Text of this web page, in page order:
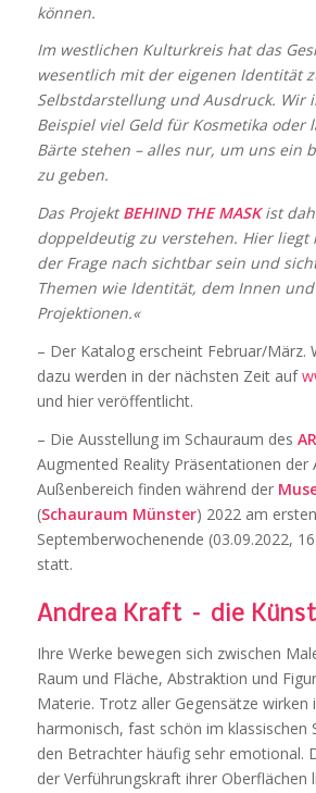
können.
Im westlichen Kulturkreis hat das
wesentlich mit der eigenen Identität
Selbstdarstellung und Ausdruck. Wir
Beispiel viel Geld für Kosmetika oder
Bärte stehen – alles nur, um uns ein
zu geben.
Das ProjektBEHIND THE MASKist
doppeldeutig zu verstehen. Hier liegt
der Frage nach sichtbar sein und
Themen wie Identität, dem Innen
Projektionen.«
– Der Katalog erscheint Februar/März.
dazu werden in der nächsten Zeit auf
und hier veröffentlicht.
– Die Ausstellung im Schauraum des
Augmented Reality Präsentationen der
Außenbereich finden während der
(Schauraum Münster) 2022 am ersten
Septemberwochenende (03.09.2022,
statt.
Andrea Kraft – die
Ihre Werke bewegen sich zwischen
Raum und Fläche, Abstraktion und
Materie. Trotz aller Gegensätze wirken
harmonisch, fast schön im klassischen
den Betrachter häufig sehr emotional.
der Verführungskraft ihrer Oberflächen